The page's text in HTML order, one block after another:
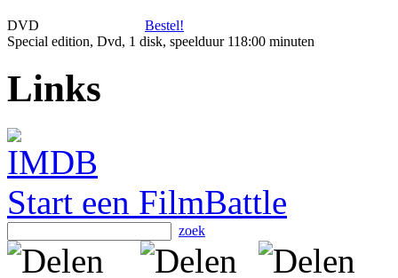
DVD
Bestel!
Special edition, Dvd, 1 disk, speelduur 118:00 minuten
Links
Start een FilmBattle
zoek